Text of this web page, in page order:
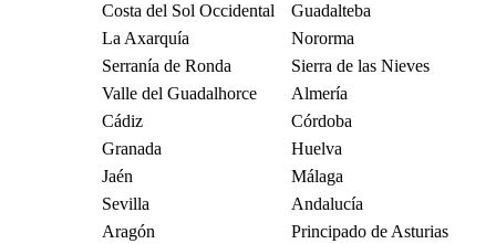
Costa del Sol Occidental
Guadalteba
La Axarquía
Nororma
Serranía de Ronda
Sierra de las Nieves
Valle del Guadalhorce
Almería
Cádiz
Córdoba
Granada
Huelva
Jaén
Málaga
Sevilla
Andalucía
Aragón
Principado de Asturias